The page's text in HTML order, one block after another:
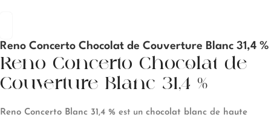
Reno Concerto Chocolat de Couverture Blanc 31,4 %
Reno Concerto Chocolat de
Couverture Blanc 31,4 %
Reno Concerto Blanc 31,4 % est un chocolat blanc de haute